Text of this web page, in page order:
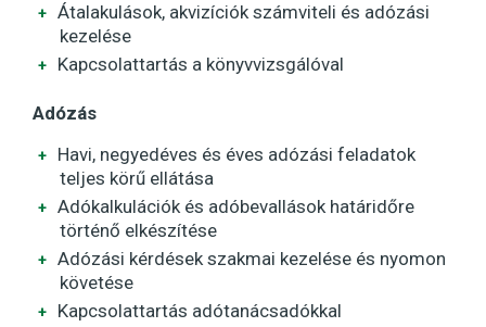
Átalakulások, akvizíciók számviteli és adózási
kezelése
Kapcsolattartás a könyvvizsgálóval
Adózás
Havi, negyedéves és éves adózási feladatok
teljes körű ellátása
Adókalkulációk és adóbevallások határidőre
történő elkészítése
Adózási kérdések szakmai kezelése és nyomon
követése
Kapcsolattartás adótanácsadókkal